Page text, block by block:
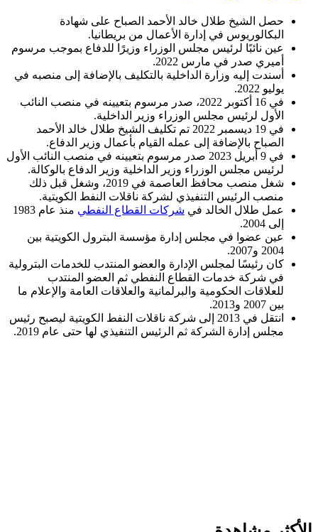
حصل الشيخ طلال خالد الأحمد الصباح على شهادة
البكالوريوس في إدارة الأعمال من بريطانيا.
عين نائبًا لرئيس مجلس الوزراء وزيرًا للدفاع بموجب مرسوم
أميري صدر في مارس 2022.
أسندت إليه وزارة الداخلية بالتكليف بالإضافة إلى منصبه في
يوليو 2022.
في 16 أكتوبر 2022، صدر مرسوم بتعيينه في منصب النائب
الأول لرئيس مجلس الوزراء وزير الداخلية.
في 19 ديسمبر 2022 تم تكليف الشيخ طلال خالد الأحمد
الصباح بالإضافة إلى عمله القيام بأعمال وزير الدفاع.
في 9 أبريل 2023 صدر مرسوم بتعيينه في منصب النائب الأول
لرئيس مجلس الوزراء وزير الداخلية وزير الدفاع بالوكالة.
شغل منصب محافظ العاصمة في 2019، وشغل قبل ذلك
منصب الرئيس التنفيذي لشركة ناقلات النفط الكويتية.
عمل طلال الخالد في شركات القطاع النفطي
منذ عام 1983
إلى 2004.
عين عضوا في مجلس إدارة مؤسسة البترول الكويتية بين
2004 و2007.
كان رئيسًا لمجلس الإدارة والعضو المنتدب للخدمات البترولية
في شركة خدمات القطاع النفطي ثم العضو المنتدب
للعلاقات الحكومية والبرلمانية والعلاقات العامة والإعلام ما
بين 2007 و2013.
انتقل في 2013 إلى شركة ناقلات النفط الكويتية ليصبح رئيس
مجلس إدارة الشركة ثم الرئيس التنفيذي لها حتى عام 2019.